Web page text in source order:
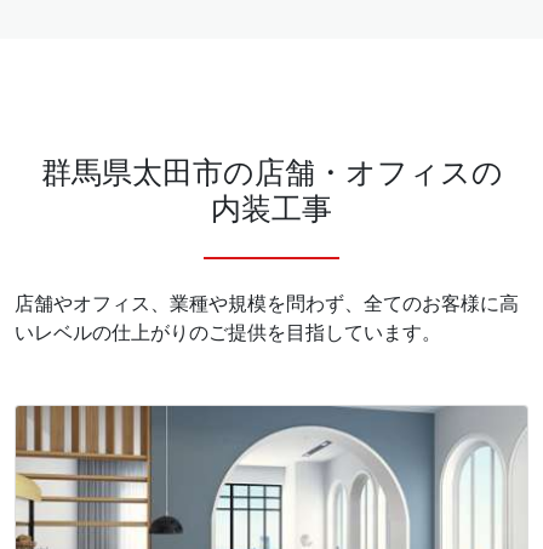
群馬県太田市の店舗・オフィスの
内装工事
店舗やオフィス、業種や規模を問わず、全てのお客様に高
いレベルの仕上がりのご提供を目指しています。